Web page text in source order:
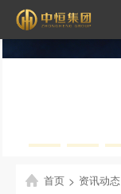
首页 > 资讯动态